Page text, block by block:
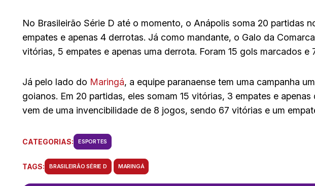
No Brasileirão Série D até o momento, o Anápolis soma 20 partidas
empates e apenas 4 derrotas. Já como mandante, o Galo da
vitórias, 5 empates e apenas uma derrota. Foram 15 gols marcados e
Já pelo lado do Maringá, a equipe paranaense tem uma campanha
goianos. Em 20 partidas, eles somam 15 vitórias, 3 empates e
vem de uma invencibilidade de 8 jogos, sendo 67 vitórias e um
CATEGORIAS: ESPORTES
TAGS: BRASILEIRÃO SÉRIE D MARINGÁ